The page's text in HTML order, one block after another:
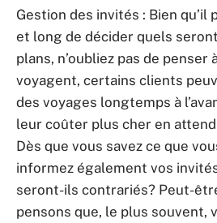
Gestion des invités : Bien
et long de décider quels
plans, n’oubliez pas de penser
voyagent, certains clients
des voyages longtemps à
leur coûter plus cher en
Dès que vous savez ce que
informez également vos
seront-ils contrariés? Peut-
pensons que, le plus souvent,